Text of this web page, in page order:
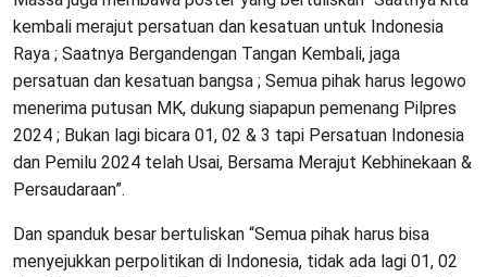
kembali merajut persatuan dan kesatuan untuk Indonesia
Raya ; Saatnya Bergandengan Tangan Kembali, jaga
persatuan dan kesatuan bangsa ; Semua pihak harus legowo
menerima putusan MK, dukung siapapun pemenang Pilpres
2024 ; Bukan lagi bicara 01, 02 & 3 tapi Persatuan Indonesia
dan Pemilu 2024 telah Usai, Bersama Merajut Kebhinekaan &
Persaudaraan”.
Dan spanduk besar bertuliskan “Semua pihak harus bisa
menyejukkan perpolitikan di Indonesia, tidak ada lagi 01, 02